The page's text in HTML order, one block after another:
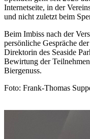
Internetseite, in der
und nicht zuletzt beim
Beim Imbiss nach der
persönliche Gespräche
Direktorin des Seaside
Bewirtung der
Biergenuss.
Foto: Frank-Thomas